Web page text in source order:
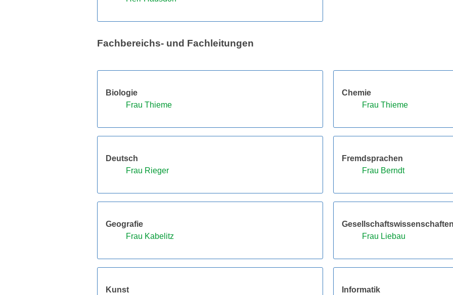
Fachbereichs- und Fachleitungen
Biologie
Frau Thieme
Chemie
Frau Thieme
Deutsch
Frau Rieger
Fremdsprachen
Frau Berndt
Geografie
Frau Kabelitz
Frau Liebau
Kunst
Informatik